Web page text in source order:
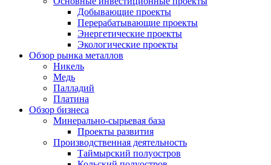
Добывающие проекты
Перерабатывающие проекты
Энергетические проекты
Экологические проекты
Обзор рынка металлов
Никель
Медь
Палладий
Платина
Обзор бизнеса
Минерально-сырьевая база
Проекты развития
Производственная деятельность
Таймырский полуостров